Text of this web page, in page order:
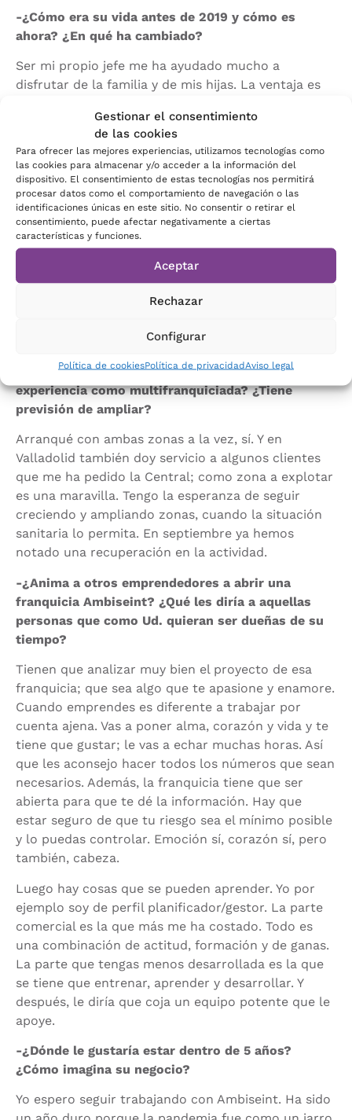
Gestionar el consentimiento
de las cookies
Para ofrecer las mejores experiencias, utilizamos tecnologías como
las cookies para almacenar y/o acceder a la información del
dispositivo. El consentimiento de estas tecnologías nos permitirá
procesar datos como el comportamiento de navegación o las
identificaciones únicas en este sitio. No consentir o retirar el
consentimiento, puede afectar negativamente a ciertas
características y funciones.
Aceptar
Rechazar
Configurar
Política de cookiesPolítica de privacidadAviso legal
-¿Cómo era su vida antes de 2019 y cómo es
ahora? ¿En qué ha cambiado?
Ser mi propio jefe me ha ayudado mucho a
disfrutar de la familia y de mis hijas. La ventaja es
organizarte muy bien y tienes que saber
planificarte. A mí es algo que me encanta porque
siempre he sido mucho de organizar y hacer listas
deto-dos.
Trabajas de forma diferente, con variedad de tareas,
a veces en casa, otras de viaje, visitas comerciales…
Cuando emprendes un negocio siempre digo que
tienes que saber hacer de todo. Puedes tener a los
mejores comerciales y a los mejores técnicos, pero
yo también tengo que saber hacer de todo para
zonas: Salamanca y Zamora ¿Cómo es su
experiencia como multifranquiciada? ¿Tiene
previsión de ampliar?
Arranqué con ambas zonas a la vez, sí. Y en
Valladolid también doy servicio a algunos clientes
que me ha pedido la Central; como zona a explotar
es una maravilla. Tengo la esperanza de seguir
creciendo y ampliando zonas, cuando la situación
sanitaria lo permita. En septiembre ya hemos
notado una recuperación en la actividad.
-¿Anima a otros emprendedores a abrir una
franquicia Ambiseint? ¿Qué les diría a aquellas
personas que como Ud. quieran ser dueñas de su
tiempo?
Tienen que analizar muy bien el proyecto de esa
franquicia; que sea algo que te apasione y enamore.
Cuando emprendes es diferente a trabajar por
cuenta ajena. Vas a poner alma, corazón y vida y te
tiene que gustar; le vas a echar muchas horas. Así
que les aconsejo hacer todos los números que sean
necesarios. Además, la franquicia tiene que ser
abierta para que te dé la información. Hay que
estar seguro de que tu riesgo sea el mínimo posible
y lo puedas controlar. Emoción sí, corazón sí, pero
también, cabeza.
Luego hay cosas que se pueden aprender. Yo por
ejemplo soy de perfil planificador/gestor. La parte
comercial es la que más me ha costado. Todo es
una combinación de actitud, formación y de ganas.
La parte que tengas menos desarrollada es la que
se tiene que entrenar, aprender y desarrollar. Y
después, le diría que coja un equipo potente que le
apoye.
-¿Dónde le gustaría estar dentro de 5 años?
¿Cómo imagina su negocio?
Yo espero seguir trabajando con Ambiseint. Ha sido